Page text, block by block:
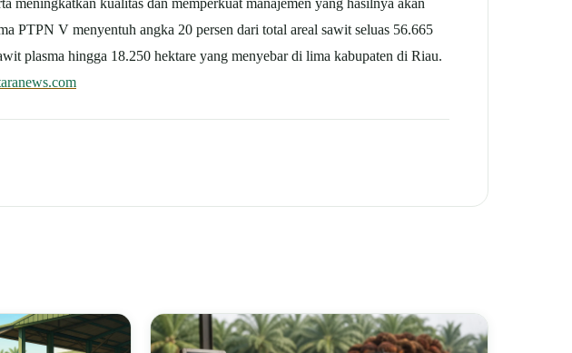
PTPN V menyentuh angka 20 persen dari total areal sawit seluas 56.665
plasma hingga 18.250 hektare yang menyebar di lima kabupaten di Riau.